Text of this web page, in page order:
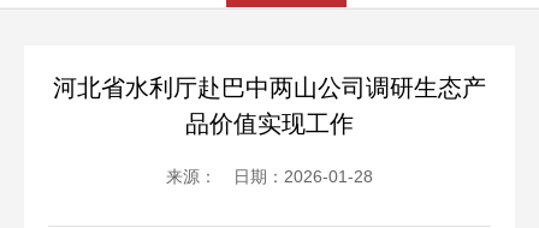
河北省水利厅赴巴中两山公司调研生态产
品价值实现工作
来源： 日期：2026-01-28